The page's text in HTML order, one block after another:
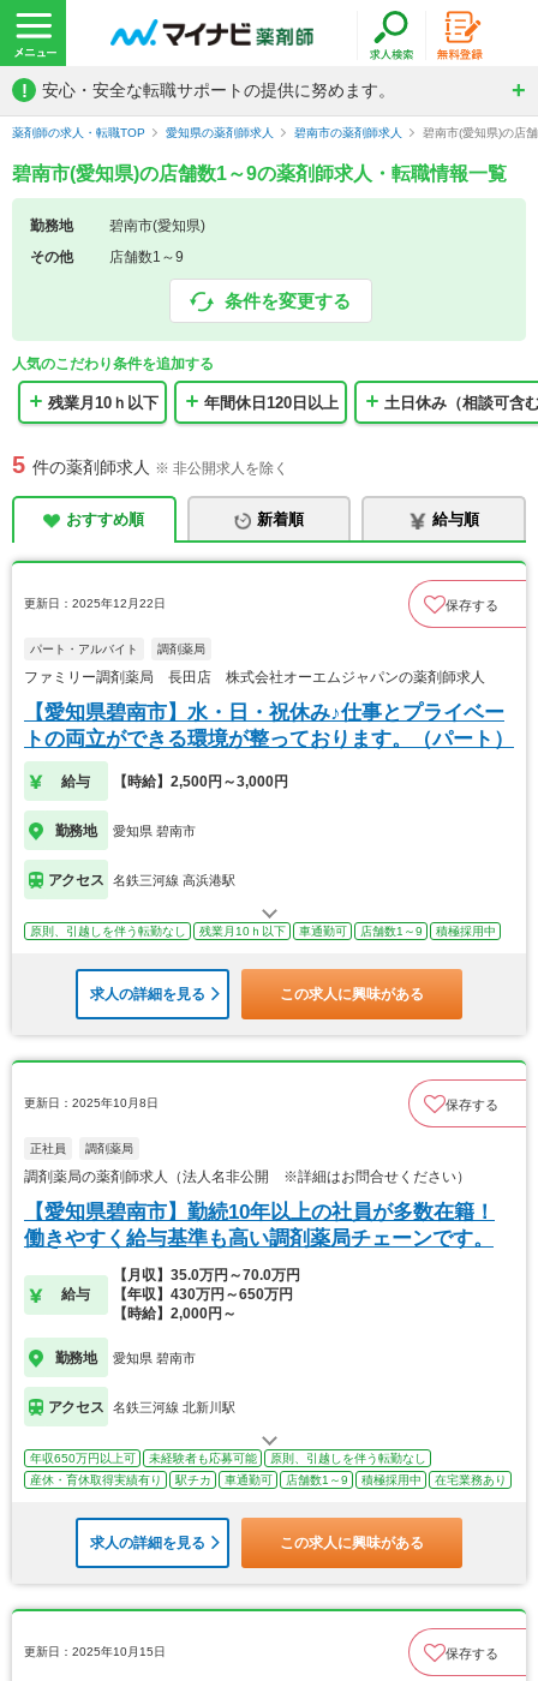
! 安心・安全な転職サポートの提供に努めます。
薬剤師の求人・転職TOP 愛知県の薬剤師求人 碧南市の薬剤師求人 碧南市(愛知県)の店
碧南市(愛知県)の店舗数1～9の薬剤師求人・転職情報一覧
勤務地
碧南市(愛知県)
その他
店舗数1～9
条件を変更する
人気のこだわり条件を追加する
残業月10ｈ以下 年間休日120日以上 土日休み（相談可含
5 件の薬剤師求人 ※ 非公開求人を除く
おすすめ順 新着順 給与順
更新日：2025年12月22日 保存する
パート・アルバイト 調剤薬局
ファミリー調剤薬局 長田店 株式会社オーエムジャパンの薬剤師求人
【愛知県碧南市】水・日・祝休み♪仕事とプライベー
トの両立ができる環境が整っております。（パート）
給与 【時給】2,500円～3,000円
勤務地 愛知県 碧南市
アクセス 名鉄三河線 高浜港駅
原則、引越しを伴う転勤なし 残業月10ｈ以下 車通勤可 店舗数1～9 積極採用中
求人の詳細を見る この求人に興味がある
更新日：2025年10月8日 保存する
正社員 調剤薬局
調剤薬局の薬剤師求人（法人名非公開 ※詳細はお問合せください）
【愛知県碧南市】勤続10年以上の社員が多数在籍！
働きやすく給与基準も高い調剤薬局チェーンです。
給与
【月収】35.0万円～70.0万円
【年収】430万円～650万円
【時給】2,000円～
勤務地 愛知県 碧南市
アクセス 名鉄三河線 北新川駅
年収650万円以上可 未経験者も応募可能
原則、引越しを伴う転勤なし
産休・育休取得実績有り
駅チカ 車通勤可 店舗数1～9 積極採用中 在宅業務あり
求人の詳細を見る この求人に興味がある
更新日：2025年10月15日 保存する